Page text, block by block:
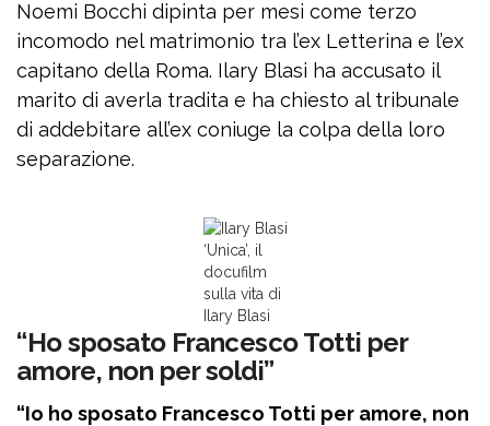
Noemi Bocchi dipinta per mesi come terzo
incomodo nel matrimonio tra l’ex Letterina e l’ex
capitano della Roma. Ilary Blasi ha accusato il
marito di averla tradita e ha chiesto al tribunale
di addebitare all’ex coniuge la colpa della loro
separazione.
‘Unica’, il
docufilm
sulla vita di
Ilary Blasi
“Ho sposato Francesco Totti per
amore, non per soldi”
“Io ho sposato Francesco Totti per amore, non